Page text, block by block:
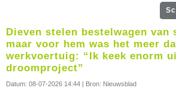
Dieven stelen bestelwagen van
maar voor hem was het meer
werkvoertuig: “Ik keek enorm
droomproject”
Datum: 08-07-2026 14:44 | Bron: Nieuwsblad